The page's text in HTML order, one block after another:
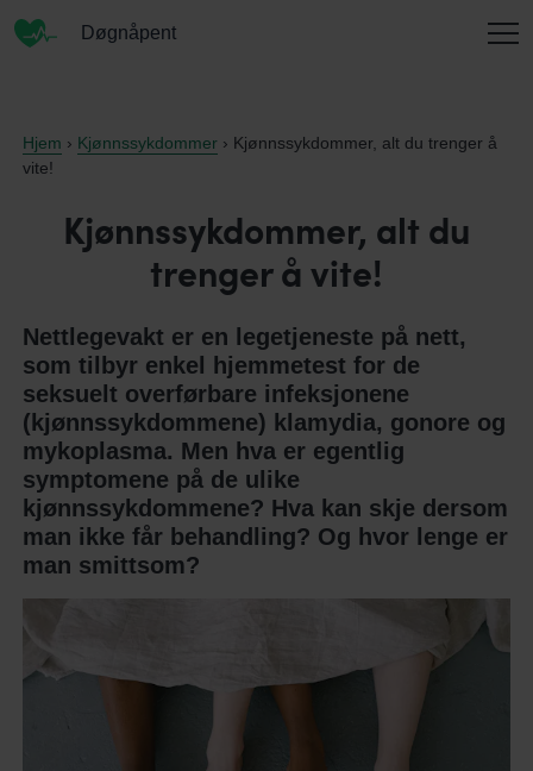
Døgnåpent
INFORMASJON
OM OSS
KONTAKT
ENGLISH
Hjem › Kjønnssykdommer› Kjønnssykdommer, alt du trenger å
vite!
Kjønnssykdommer, alt du
trenger å vite!
Nettlegevakt er en legetjeneste på nett,
som tilbyr enkel hjemmetest for de
seksuelt overførbare infeksjonene
(kjønnssykdommene) klamydia, gonore og
mykoplasma. Men hva er egentlig
symptomene på de ulike
kjønnssykdommene? Hva kan skje dersom
man ikke får behandling? Og hvor lenge er
man smittsom?